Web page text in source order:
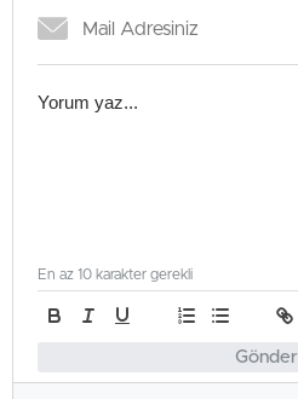
Gönder
En az 10 karakter gerekli